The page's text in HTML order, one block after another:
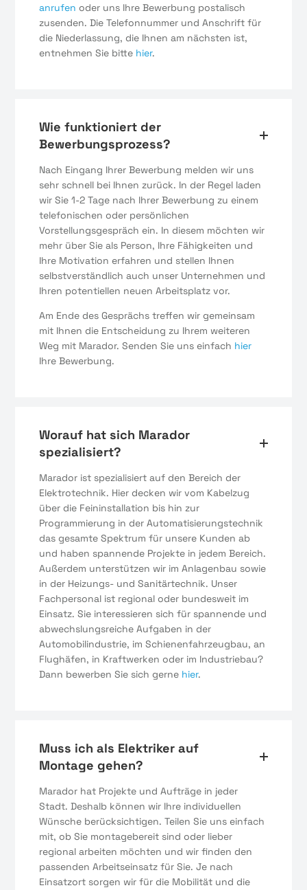
anrufen oder uns Ihre Bewerbung postalisch
zusenden. Die Telefonnummer und Anschrift für
die Niederlassung, die Ihnen am nächsten ist,
entnehmen Sie bitte hier.
Wie funktioniert der
Bewerbungsprozess?
Nach Eingang Ihrer Bewerbung melden wir uns
sehr schnell bei Ihnen zurück. In der Regel laden
wir Sie 1-2 Tage nach Ihrer Bewerbung zu einem
telefonischen oder persönlichen
Vorstellungsgespräch ein. In diesem möchten wir
mehr über Sie als Person, Ihre Fähigkeiten und
Ihre Motivation erfahren und stellen Ihnen
selbstverständlich auch unser Unternehmen und
Ihren potentiellen neuen Arbeitsplatz vor.
Am Ende des Gesprächs treffen wir gemeinsam
mit Ihnen die Entscheidung zu Ihrem weiteren
Weg mit Marador. Senden Sie uns einfach hier
Ihre Bewerbung.
Worauf hat sich Marador
spezialisiert?
Marador ist spezialisiert auf den Bereich der
Elektrotechnik. Hier decken wir vom Kabelzug
über die Feininstallation bis hin zur
Programmierung in der Automatisierungstechnik
das gesamte Spektrum für unsere Kunden ab
und haben spannende Projekte in jedem Bereich.
Außerdem unterstützen wir im Anlagenbau sowie
in der Heizungs- und Sanitärtechnik. Unser
Fachpersonal ist regional oder bundesweit im
Einsatz. Sie interessieren sich für spannende und
abwechslungsreiche Aufgaben in der
Automobilindustrie, im Schienenfahrzeugbau, an
Flughäfen, in Kraftwerken oder im Industriebau?
Dann bewerben Sie sich gerne hier.
Muss ich als Elektriker auf
Montage gehen?
Marador hat Projekte und Aufträge in jeder
Stadt. Deshalb können wir Ihre individuellen
Wünsche berücksichtigen. Teilen Sie uns einfach
mit, ob Sie montagebereit sind oder lieber
regional arbeiten möchten und wir finden den
passenden Arbeitseinsatz für Sie. Je nach
Einsatzort sorgen wir für die Mobilität und die